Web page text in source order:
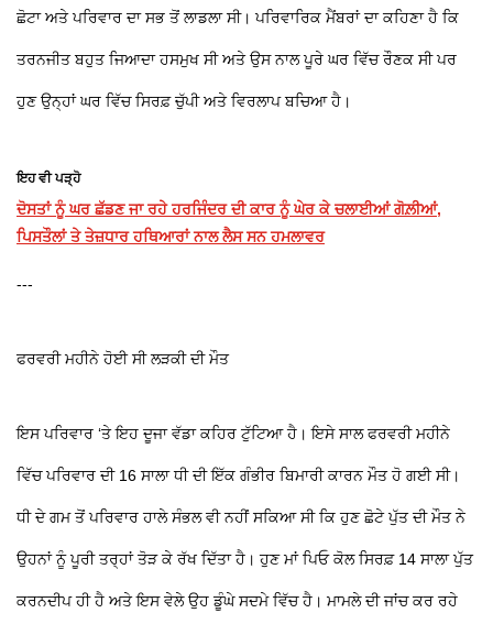
ਛੋਟਾ ਅਤੇ ਪਰਿਵਾਰ ਦਾ ਸਭ ਤੋਂ ਲਾਡਲਾ ਸੀ। ਪਰਿਵਾਰਿਕ ਮੈਂਬਰਾਂ ਦਾ ਕਹਿਣਾ ਹੈ ਕਿ
ਤਰਨਜੀਤ ਬਹੁਤ ਜਿਆਦਾ ਹਸਮੁਖ ਸੀ ਅਤੇ ਉਸ ਨਾਲ ਪੂਰੇ ਘਰ ਵਿੱਚ ਰੌਣਕ ਸੀ ਪਰ
ਹੁਣ ਉਨ੍ਹਾਂ ਘਰ ਵਿੱਚ ਸਿਰਫ਼ ਚੁੱਪੀ ਅਤੇ ਵਿਰਲਾਪ ਬਚਿਆ ਹੈ।
ਇਹ ਵੀ ਪੜ੍ਹੋ
ਦੋਸਤਾਂ ਨੂੰ ਘਰ ਛੱਡਣ ਜਾ ਰਹੇ ਹਰਜਿੰਦਰ ਦੀ ਕਾਰ ਨੂੰ ਘੇਰ ਕੇ ਚਲਾਈਆਂ ਗੋਲ਼ੀਆਂ,
ਪਿਸਤੌਲਾਂ ਤੇ ਤੇਜ਼ਧਾਰ ਹਥਿਆਰਾਂ ਨਾਲ ਲੈਸ ਸਨ ਹਮਲਾਵਰ
---
ਫਰਵਰੀ ਮਹੀਨੇ ਹੋਈ ਸੀ ਲੜਕੀ ਦੀ ਮੌਤ
ਇਸ ਪਰਿਵਾਰ ‘ਤੇ ਇਹ ਦੂਜਾ ਵੱਡਾ ਕਹਿਰ ਟੁੱਟਿਆ ਹੈ। ਇਸੇ ਸਾਲ ਫਰਵਰੀ ਮਹੀਨੇ
ਵਿੱਚ ਪਰਿਵਾਰ ਦੀ 16 ਸਾਲਾ ਧੀ ਦੀ ਇੱਕ ਗੰਭੀਰ ਬਿਮਾਰੀ ਕਾਰਨ ਮੌਤ ਹੋ ਗਈ ਸੀ।
ਧੀ ਦੇ ਗਮ ਤੋਂ ਪਰਿਵਾਰ ਹਾਲੇ ਸੰਭਲ ਵੀ ਨਹੀਂ ਸਕਿਆ ਸੀ ਕਿ ਹੁਣ ਛੋਟੇ ਪੁੱਤ ਦੀ ਮੌਤ ਨੇ
ਉਹਨਾਂ ਨੂੰ ਪੂਰੀ ਤਰ੍ਹਾਂ ਤੋੜ ਕੇ ਰੱਖ ਦਿੱਤਾ ਹੈ। ਹੁਣ ਮਾਂ ਪਿਓ ਕੋਲ ਸਿਰਫ਼ 14 ਸਾਲਾ ਪੁੱਤ
ਕਰਨਦੀਪ ਹੀ ਹੈ ਅਤੇ ਇਸ ਵੇਲੇ ਉਹ ਡੂੰਘੇ ਸਦਮੇ ਵਿੱਚ ਹੈ। ਮਾਮਲੇ ਦੀ ਜਾਂਚ ਕਰ ਰਹੇ